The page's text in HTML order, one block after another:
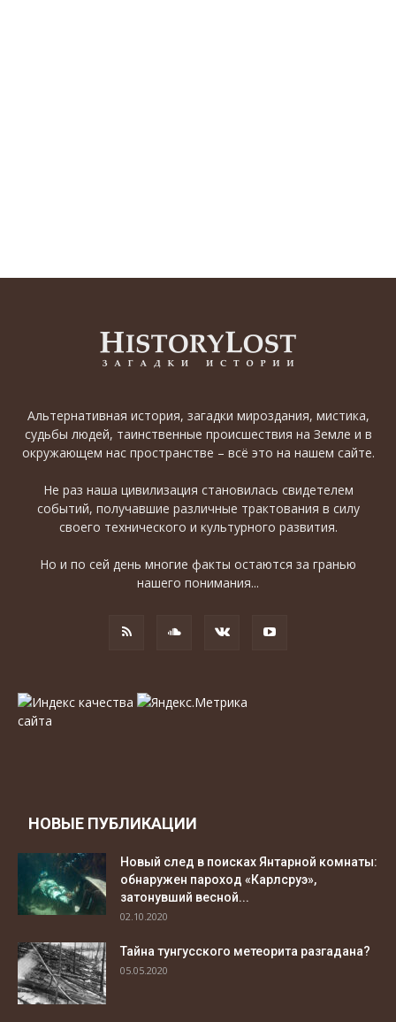
Альтернативная история, загадки мироздания, мистика,
судьбы людей, таинственные происшествия на Земле и в
окружающем нас пространстве – всё это на нашем сайте.
Не раз наша цивилизация становилась свидетелем
событий, получавшие различные трактования в силу
своего технического и культурного развития.
Но и по сей день многие факты остаются за гранью
нашего понимания...
НОВЫЕ ПУБЛИКАЦИИ
Новый след в поисках Янтарной комнаты:
обнаружен пароход «Карлсруэ»,
затонувший весной...
02.10.2020
Тайна тунгусского метеорита разгадана?
05.05.2020